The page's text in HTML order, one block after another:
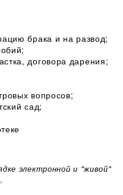
брака и на развод;
договора дарения;
вопросов;
сад;
электронной и "живой"
.